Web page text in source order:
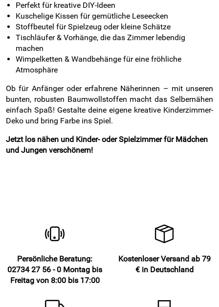
Perfekt für kreative DIY-Ideen
Kuschelige Kissen für gemütliche Leseecken
Stoffbeutel für Spielzeug oder kleine Schätze
Tischläufer & Vorhänge, die das Zimmer lebendig
machen
Wimpelketten & Wandbehänge für eine fröhliche
Atmosphäre
Ob für Anfänger oder erfahrene Näherinnen – mit unseren
bunten, robusten Baumwollstoffen macht das Selbernähen
einfach Spaß! Gestalte deine eigene kreative Kinderzimmer-
Deko und bring Farbe ins Spiel.
Jetzt los nähen und Kinder- oder Spielzimmer für Mädchen
und Jungen verschönern!
Persönliche Beratung:
02734 27 56 - 0 Montag bis
Freitag von 8:00 bis 17:00
Kostenloser Versand ab 79
€ in Deutschland